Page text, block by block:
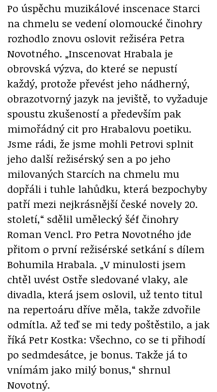
Po úspěchu muzikálové inscenace Starci
na chmelu se vedení olomoucké činohry
rozhodlo znovu oslovit režiséra Petra
Novotného. „Inscenovat Hrabala je
obrovská výzva, do které se nepustí
každý, protože převést jeho nádherný,
obrazotvorný jazyk na jeviště, to vyžaduje
spoustu zkušeností a především pak
mimořádný cit pro Hrabalovu poetiku.
Jsme rádi, že jsme mohli Petrovi splnit
jeho další režisérský sen a po jeho
milovaných Starcích na chmelu mu
dopřáli i tuhle lahůdku, která bezpochyby
patří mezi nejkrásnější české novely 20.
století,“ sdělil umělecký šéf činohry
Roman Vencl. Pro Petra Novotného jde
přitom o první režisérské setkání s dílem
Bohumila Hrabala. „V minulosti jsem
chtěl uvést Ostře sledované vlaky, ale
divadla, která jsem oslovil, už tento titul
na repertoáru dříve měla, takže zdvořile
odmítla. Až teď se mi tedy poštěstilo, a jak
říká Petr Kostka: Všechno, co se ti přihodí
po sedmdesátce, je bonus. Takže já to
vnímám jako milý bonus,“ shrnul
Novotný.